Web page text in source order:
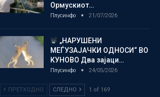
Ормускиот…
Плусинфо 21/07/2026
„НАРУШЕНИ
МЕЃУЗАЈАЧКИ ОДНОСИ“ ВО
КУНОВО Два зајаци…
Плусинфо 24/05/2026
ПРЕТХОДНО СЛЕДНО 1 of 169